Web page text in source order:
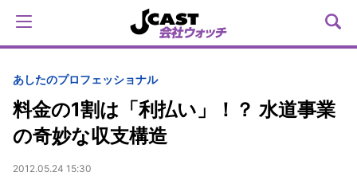
あしたのプロフェッショナル
料金の1割は「利払い」！？ 水道事業
の奇妙な収支構造
2012.05.24 15:30